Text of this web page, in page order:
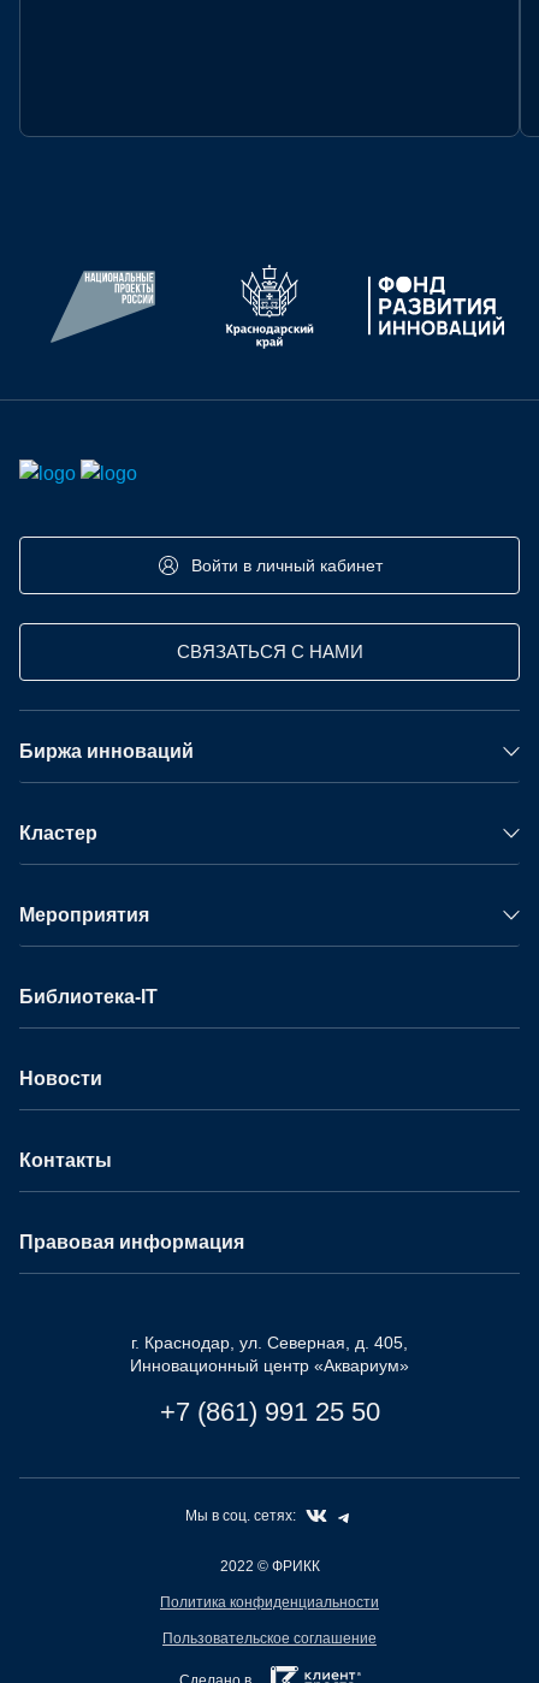
Войти в личный кабинет
СВЯЗАТЬСЯ С НАМИ
Биржа инноваций
Кластер
Мероприятия
Библиотека-IT
Новости
Контакты
Правовая информация
г. Краснодар, ул. Северная, д. 405,
Инновационный центр «Аквариум»
+7 (861) 991 25 50
Мы в соц. сетях:
2022 © ФРИКК
Политика конфиденциальности
Пользовательское соглашение